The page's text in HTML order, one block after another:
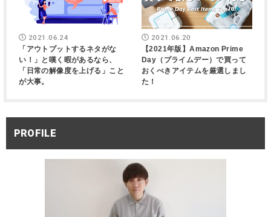
2021.06.24
「アウトプットするネタがな
い！」と嘆く暇があるなら、
「日常の解像度を上げる」こと
が大事。
2021.06.20
【2021年版】Amazon Prime
Day（プライムデー）で買って
おくべきアイテムを厳選しまし
た！
PROFILE